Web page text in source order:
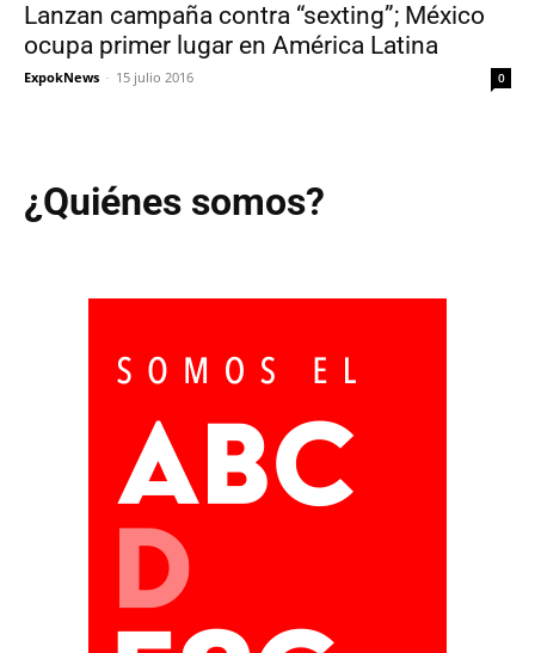
Lanzan campaña contra “sexting”; México
ocupa primer lugar en América Latina
ExpokNews - 15 julio 2016 0
¿Quiénes somos?